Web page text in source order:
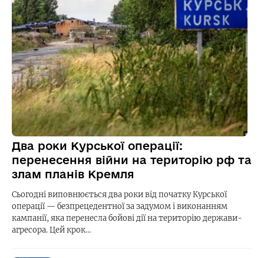
Два роки Курської операції:
перенесення війни на територію рф та
злам планів Кремля
Сьогодні виповнюється два роки від початку Курської
операції — безпрецедентної за задумом і виконанням
кампанії, яка перенесла бойові дії на територію держави-
агресора. Цей крок…